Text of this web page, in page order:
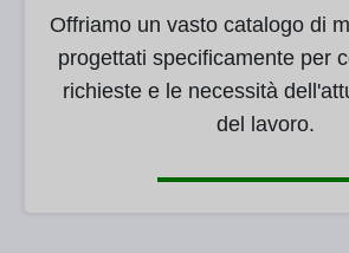
Offriamo un vasto catalogo di
progettati specificamente per
richieste e le necessità
del lavoro.